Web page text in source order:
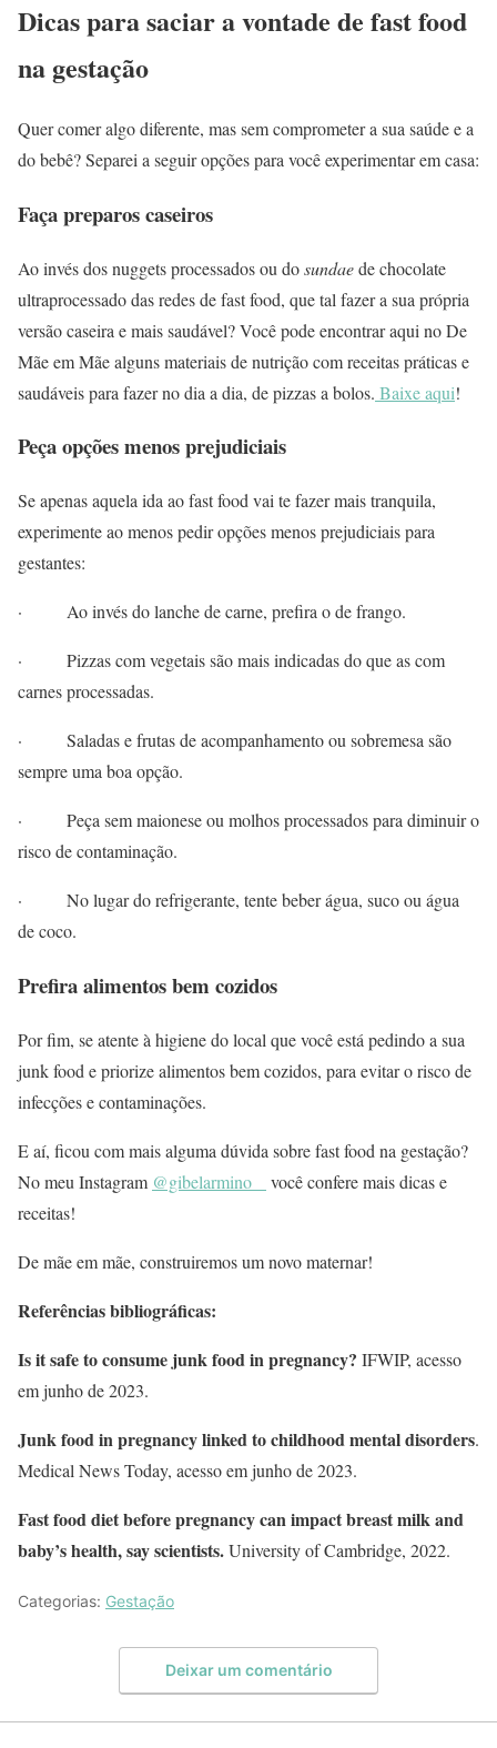
Dicas para saciar a vontade de fast food
na gestação
Quer comer algo diferente, mas sem comprometer a sua saúde e a
do bebê? Separei a seguir opções para você experimentar em casa:
Faça preparos caseiros
Ao invés dos nuggets processados ou dosundaede chocolate
ultraprocessado das redes de fast food, que tal fazer a sua própria
versão caseira e mais saudável? Você pode encontrar aqui no De
Mãe em Mãe alguns materiais de nutrição com receitas práticas e
saudáveis para fazer no dia a dia, de pizzas a bolos. Baixe aqui!
Peça opções menos prejudiciais
Se apenas aquela ida ao fast food vai te fazer mais tranquila,
experimente ao menos pedir opções menos prejudiciais para
gestantes:
· Ao invés do lanche de carne, prefira o de frango.
· Pizzas com vegetais são mais indicadas do que as com
carnes processadas.
· Saladas e frutas de acompanhamento ou sobremesa são
sempre uma boa opção.
· Peça sem maionese ou molhos processados para diminuir o
risco de contaminação.
· No lugar do refrigerante, tente beber água, suco ou água
de coco.
Prefira alimentos bem cozidos
Por fim, se atente à higiene do local que você está pedindo a sua
junk food e priorize alimentos bem cozidos, para evitar o risco de
infecções e contaminações.
E aí, ficou com mais alguma dúvida sobre fast food na gestação?
No meu Instagram @gibelarmino_
você confere mais dicas e
receitas!
De mãe em mãe, construiremos um novo maternar!
Referências bibliográficas:
Is it safe to consume junk food in pregnancy? IFWIP, acesso
em junho de 2023.
Junk food in pregnancy linked to childhood mental disorders.
Medical News Today, acesso em junho de 2023.
Fast food diet before pregnancy can impact breast milk and
baby’s health, say scientists.University of Cambridge, 2022.
Categorias: Gestação
Deixar um comentário